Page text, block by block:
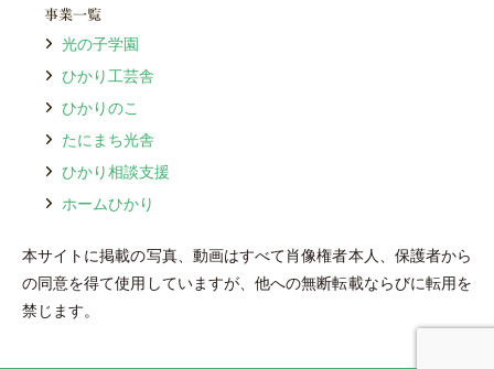
事業⼀覧
光の⼦学園
ひかり⼯芸舎
ひかりのこ
たにまち光舎
ひかり相談⽀援
ホームひかり
本サイトに掲載の写真、動画はすべて肖像権者本人、保護者から
の同意を得て使用していますが、他への無断転載ならびに転用を
禁じます。